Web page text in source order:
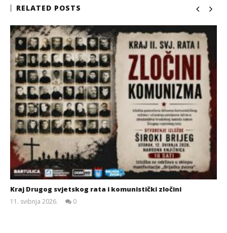
RELATED POSTS
Kraj Drugog svjetskog rata i komunistički zločini
11. svibnja 2026.
0